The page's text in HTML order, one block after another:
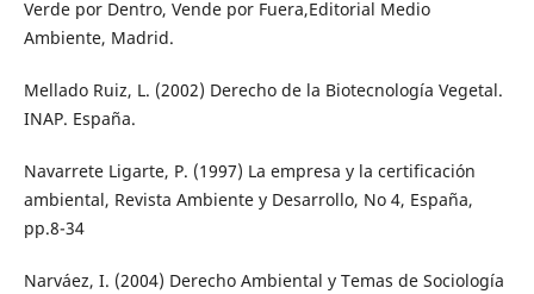
Verde por Dentro, Vende por Fuera,Editorial Medio
Ambiente, Madrid.
Mellado Ruiz, L. (2002) Derecho de la Biotecnología Vegetal.
INAP. España.
Navarrete Ligarte, P. (1997) La empresa y la certificación
ambiental, Revista Ambiente y Desarrollo, No 4, España,
pp.8-34
Narváez, I. (2004) Derecho Ambiental y Temas de Sociología